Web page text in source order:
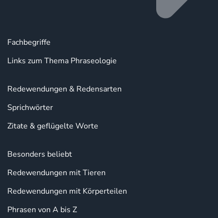
Fachbegriffe
Links zum Thema Phraseologie
Redewendungen & Redensarten
Sprichwörter
Zitate & geflügelte Worte
Besonders beliebt
Redewendungen mit Tieren
Redewendungen mit Körperteilen
Phrasen von A bis Z